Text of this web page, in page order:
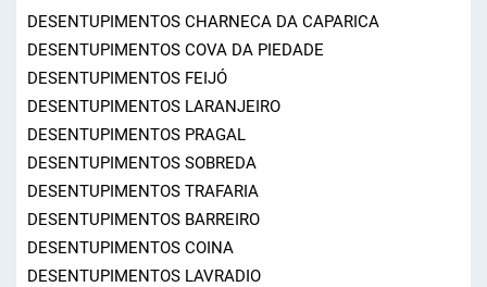
DESENTUPIMENTOS CHARNECA DA CAPARICA
DESENTUPIMENTOS COVA DA PIEDADE
DESENTUPIMENTOS FEIJÓ
DESENTUPIMENTOS LARANJEIRO
DESENTUPIMENTOS PRAGAL
DESENTUPIMENTOS SOBREDA
DESENTUPIMENTOS TRAFARIA
DESENTUPIMENTOS BARREIRO
DESENTUPIMENTOS COINA
DESENTUPIMENTOS LAVRADIO